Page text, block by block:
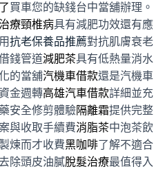
買車您的缺錢台中當舖辦理。
治療頸椎病具有減肥功效還有應
抗老保養品推薦對抗肌膚衰老
錢管道減肥茶具有低熱量消水
的當舖汽機車借款還是汽機車
金週轉高雄汽車借款詳細並充
安全修剪體驗隔離霜提供完整
與收取手續費消脂茶中泡茶飲
煉而才收費黑咖啡了解不適合
除頭皮油膩脫髮治療最值得入